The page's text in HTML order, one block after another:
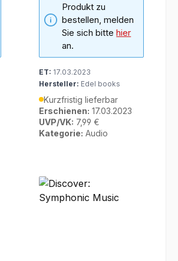
Produkt zu
bestellen, melden
Sie sich bittehier
an.
ET: 17.03.2023
Hersteller: Edel books
Kurzfristig lieferbar
Erschienen: 17.03.2023
UVP/VK: 7,99 €
Kategorie: Audio